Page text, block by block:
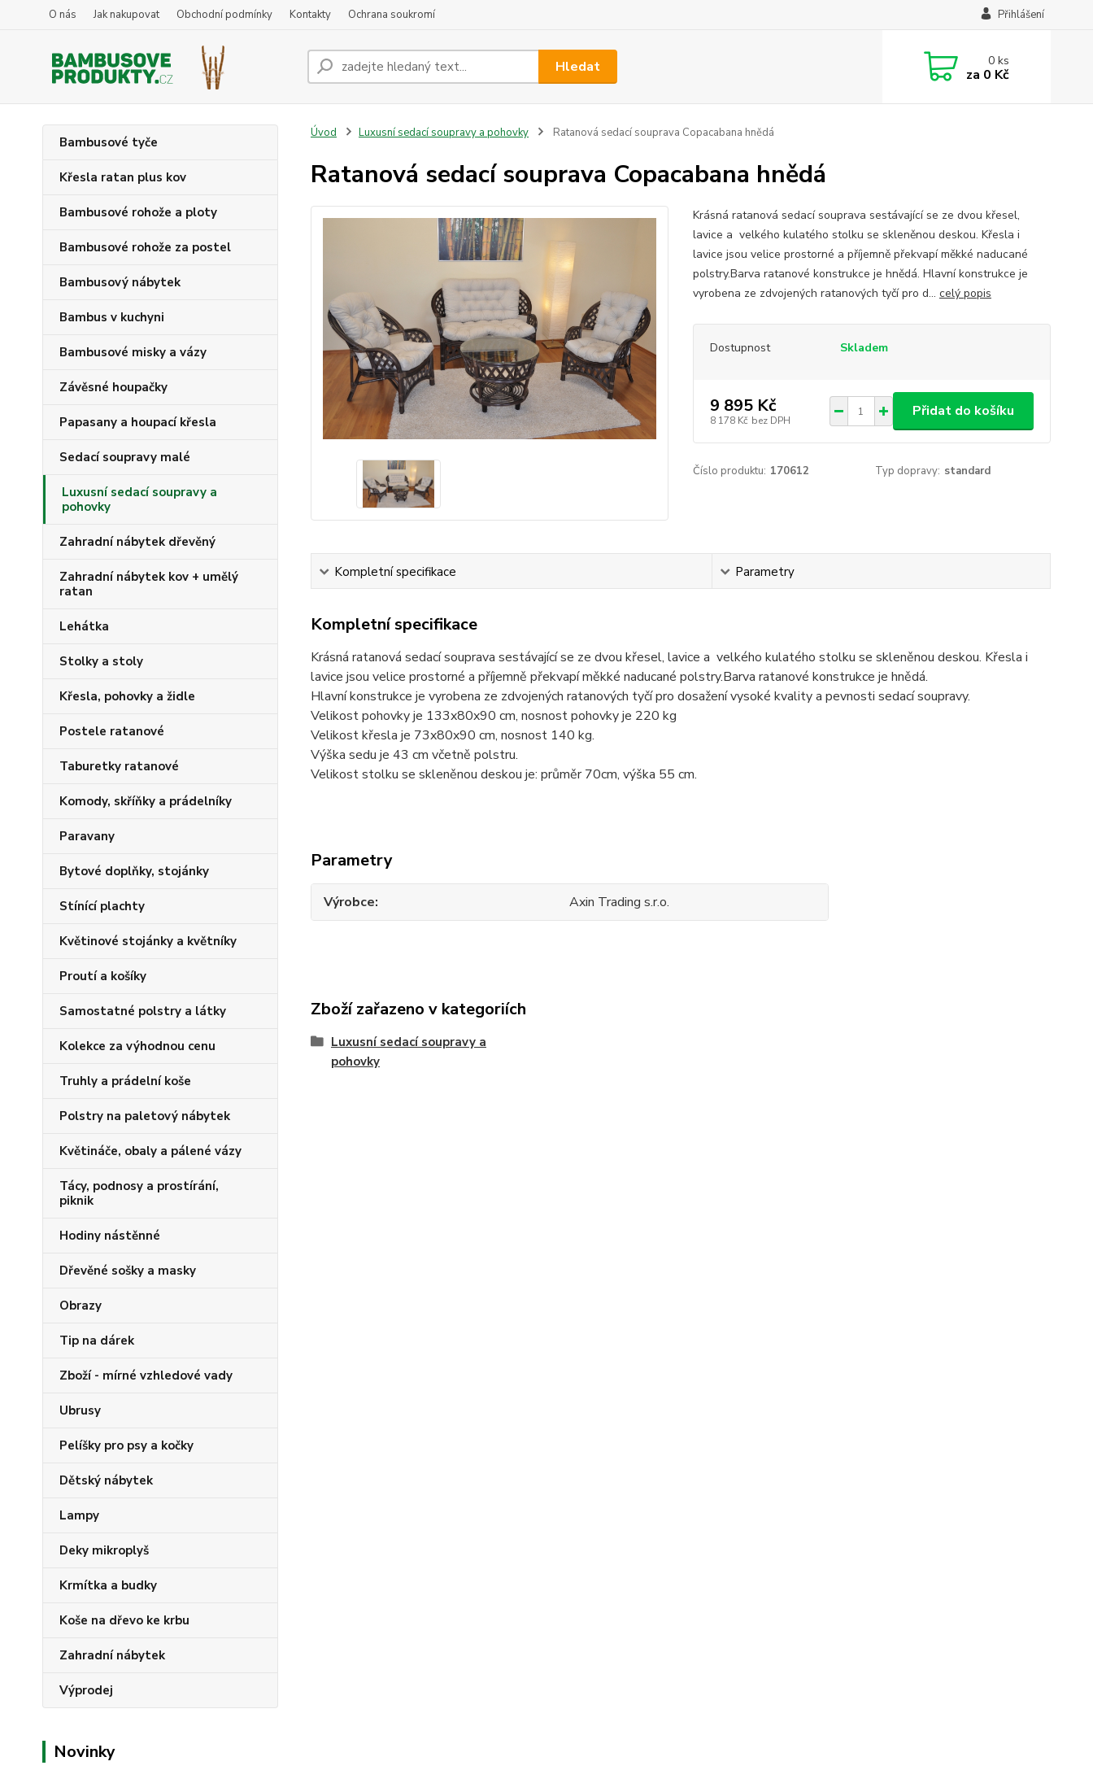
O nás Jak nakupovat Obchodní podmínky Kontakty Ochrana soukromí Přihlášení
Hledat 0ks
za 0 Kč
Bambusové tyče
Křesla ratan plus kov
Bambusové rohože a ploty
Bambusové rohože za postel
Bambusový nábytek
Bambus v kuchyni
Bambusové misky a vázy
Závěsné houpačky
Papasany a houpací křesla
Sedací soupravy malé
Luxusní sedací soupravy a
pohovky
Zahradní nábytek dřevěný
Zahradní nábytek kov + umělý
ratan
Lehátka
Stolky a stoly
Křesla, pohovky a židle
Postele ratanové
Taburetky ratanové
Komody, skříňky a prádelníky
Paravany
Bytové doplňky, stojánky
Stínící plachty
Květinové stojánky a květníky
Proutí a košíky
Samostatné polstry a látky
Kolekce za výhodnou cenu
Truhly a prádelní koše
Polstry na paletový nábytek
Květináče, obaly a pálené vázy
Tácy, podnosy a prostírání,
piknik
Hodiny nástěnné
Dřevěné sošky a masky
Obrazy
Tip na dárek
Zboží - mírné vzhledové vady
Ubrusy
Pelíšky pro psy a kočky
Dětský nábytek
Lampy
Deky mikroplyš
Krmítka a budky
Koše na dřevo ke krbu
Zahradní nábytek
Výprodej
Novinky
Úvod Luxusní sedací soupravy a pohovky Ratanová sedací souprava Copacabana hnědá
Ratanová sedací souprava Copacabana hnědá
Krásná ratanová sedací souprava sestávající se ze dvou křesel,
lavice a velkého kulatého stolku se skleněnou deskou. Křesla i
lavice jsou velice prostorné a příjemně překvapí měkké naducané
polstry.Barva ratanové konstrukce je hnědá. Hlavní konstrukce je
vyrobena ze zdvojených ratanových tyčí pro d... celý popis
Dostupnost Skladem
9 895 Kč
8 178 Kč bez DPH
Přidat do košíku
Číslo produktu: 170612 Typ dopravy: standard
Kompletní specifikace Parametry
Kompletní specifikace
Krásná ratanová sedací souprava sestávající se ze dvou křesel, lavice a velkého kulatého stolku se skleněnou deskou. Křesla i
lavice jsou velice prostorné a příjemně překvapí měkké naducané polstry.Barva ratanové konstrukce je hnědá.
Hlavní konstrukce je vyrobena ze zdvojených ratanových tyčí pro dosažení vysoké kvality a pevnosti sedací soupravy.
Velikost pohovky je 133x80x90 cm, nosnost pohovky je 220 kg
Velikost křesla je 73x80x90 cm, nosnost 140 kg.
Výška sedu je 43 cm včetně polstru.
Velikost stolku se skleněnou deskou je: průměr 70cm, výška 55 cm.
Parametry
Výrobce Axin Trading s.r.o.
Zboží zařazeno v kategoriích
Luxusní sedací soupravy a
pohovky